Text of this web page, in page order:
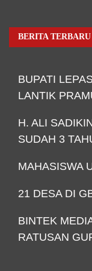
BERITA TERBARU
BUPATI
LANTIK
H. ALI
SUDAH 3
MAHASISWA
21 DESA DI
BINTEK
RATUSAN